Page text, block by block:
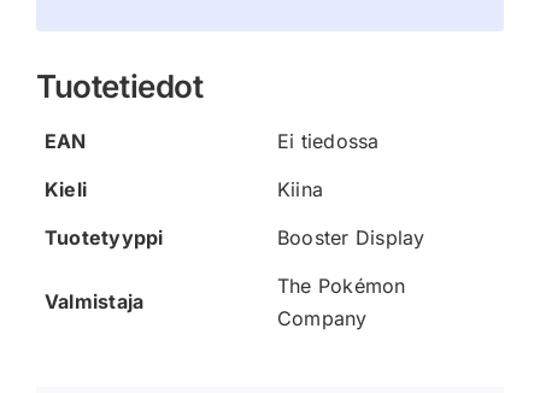
Tuotetiedot
EAN
Ei tiedossa
Kieli
Kiina
Tuotetyyppi
Booster Display
Valmistaja
The Pokémon
Company